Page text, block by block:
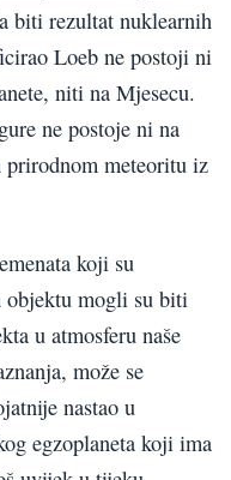
biti rezultat nuklearnih
Loeb ne postoji ni
niti na Mjesecu.
ne postoje ni na
meteoritu iz
koji su
objektu mogli su biti
u atmosferu naše
može se
nastao u
egzoplaneta koji ima